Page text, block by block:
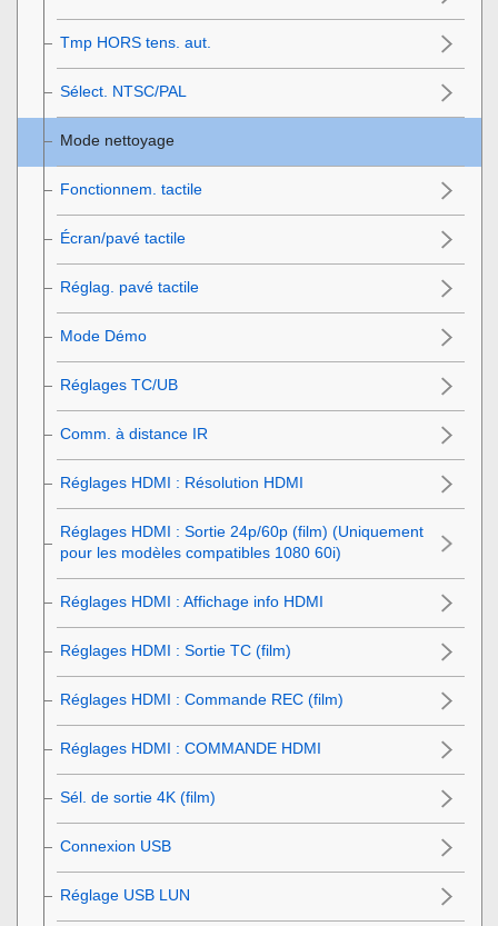
Tmp HORS tens. aut.
Sélect. NTSC/PAL
Mode nettoyage
Fonctionnem. tactile
Écran/pavé tactile
Réglag. pavé tactile
Mode Démo
Réglages TC/UB
Comm. à distance IR
Réglages HDMI : Résolution HDMI
Réglages HDMI : Sortie 24p/60p (film) (Uniquement
pour les modèles compatibles 1080 60i)
Réglages HDMI : Affichage info HDMI
Réglages HDMI : Sortie TC (film)
Réglages HDMI : Commande REC (film)
Réglages HDMI : COMMANDE HDMI
Sél. de sortie 4K (film)
Connexion USB
Réglage USB LUN